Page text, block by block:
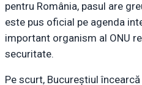
pentru România, pasul are
este pus oficial pe agenda
important organism al ONU
securitate.
Pe scurt, Bucureștiul